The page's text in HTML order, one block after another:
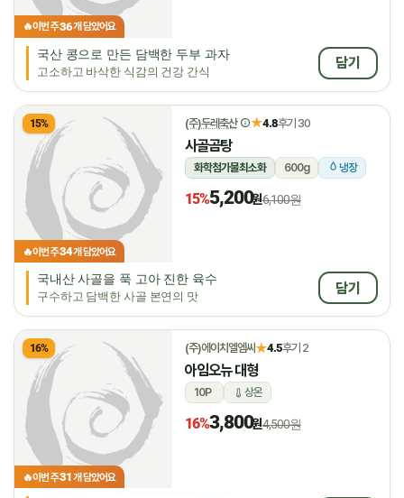
🔥이번 주36개 담았어요
국산 콩으로 만든 담백한 두부 과자
고소하고 바삭한 식감의 건강 간식
담기
15%
🔥이번 주34개 담았어요
(주)두레축산 ★4.8후기 30
사골곰탕
화학첨가물최소화 600g 냉장
15%5,200원6,100원
국내산 사골을 푹 고아 진한 육수
구수하고 담백한 사골 본연의 맛
담기
16%
🔥이번 주31개 담았어요
(주)에이치엘엠씨 ★4.5후기 2
아임오뉴 대형
10P 상온
16%3,800원4,500원